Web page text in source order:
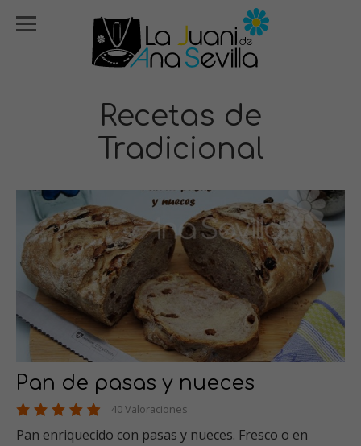
Recetas de
Tradicional
Pan de pasas y nueces
40 Valoraciones
Pan enriquecido con pasas y nueces. Fresco o en